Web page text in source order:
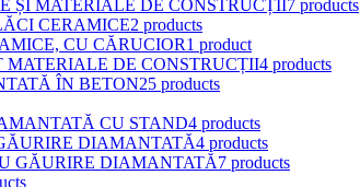
ȘI MATERIALE DE CONSTRUCȚII7 products
CERAMICE2 products
CU CĂRUCIOR1 product
MATERIALE DE CONSTRUCȚII4 products
ÎN BETON25 products
CU STAND4 products
DIAMANTATĂ4 products
GĂURIRE DIAMANTATĂ7 products